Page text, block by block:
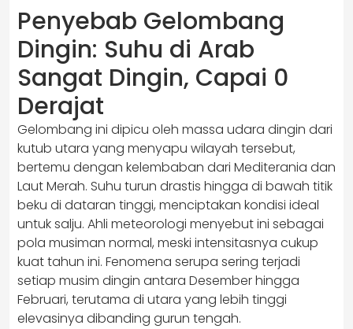
Penyebab Gelombang
Dingin: Suhu di Arab
Sangat Dingin, Capai 0
Derajat
Gelombang ini dipicu oleh massa udara dingin dari
kutub utara yang menyapu wilayah tersebut,
bertemu dengan kelembaban dari Mediterania dan
Laut Merah. Suhu turun drastis hingga di bawah titik
beku di dataran tinggi, menciptakan kondisi ideal
untuk salju. Ahli meteorologi menyebut ini sebagai
pola musiman normal, meski intensitasnya cukup
kuat tahun ini. Fenomena serupa sering terjadi
setiap musim dingin antara Desember hingga
Februari, terutama di utara yang lebih tinggi
elevasinya dibanding gurun tengah.